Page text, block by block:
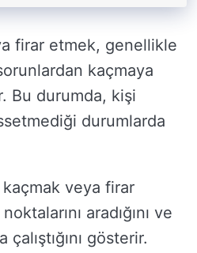
firar etmek, genellikle
kaçmaya
Bu durumda, kişi
durumlarda
veya firar
aradığını ve
gösterir.